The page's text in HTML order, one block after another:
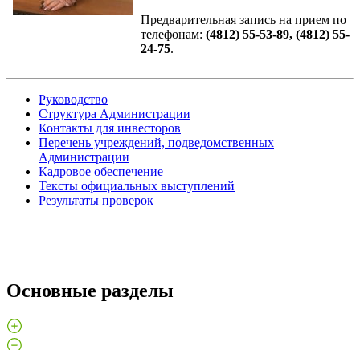
Предварительная запись на прием по
телефонам: (4812) 55-53-89, (4812) 55-
24-75.
Руководство
Структура Администрации
Контакты для инвесторов
Перечень учреждений, подведомственных
Администрации
Кадровое обеспечение
Тексты официальных выступлений
Результаты проверок
Основные разделы